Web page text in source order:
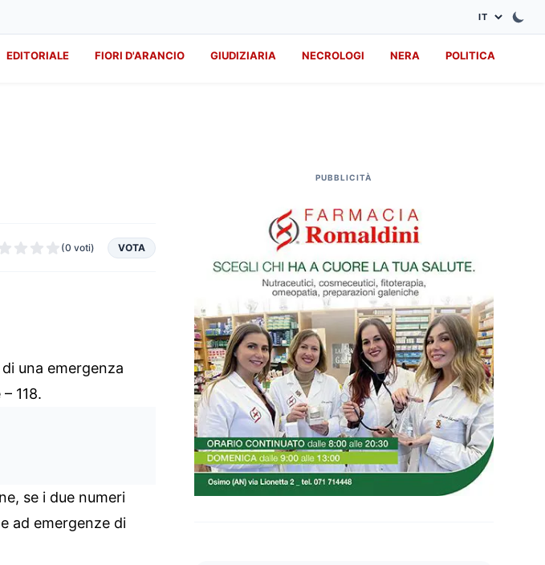
EDITORIALE FIORI D'ARANCIO GIUDIZIARIA NECROLOGI NERA POLITICA
(0 voti) VOTA
una emergenza
118.
se i due numeri
ad emergenze di
PUBBLICITÀ